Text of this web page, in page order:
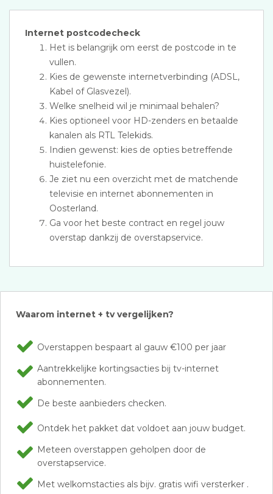
Internet postcodecheck
Het is belangrijk om eerst de postcode in te
vullen.
Kies de gewenste internetverbinding (ADSL,
Kabel of Glasvezel).
Welke snelheid wil je minimaal behalen?
Kies optioneel voor HD-zenders en betaalde
kanalen als RTL Telekids.
Indien gewenst: kies de opties betreffende
huistelefonie.
Je ziet nu een overzicht met de matchende
televisie en internet abonnementen in
Oosterland.
Ga voor het beste contract en regel jouw
overstap dankzij de overstapservice.
Waarom internet + tv vergelijken?
Overstappen bespaart al gauw €100 per jaar
Aantrekkelijke kortingsacties bij tv-internet
abonnementen.
De beste aanbieders checken.
Ontdek het pakket dat voldoet aan jouw budget.
Meteen overstappen geholpen door de
overstapservice.
Met welkomstacties als bijv. gratis wifi versterker .